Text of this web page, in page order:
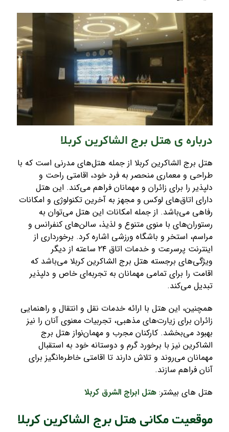
درباره ی هتل برج الشاکرین کربلا
هتل برج الشاکرین کربلا از جمله هتل‌های مدرنی است که با
طراحی و معماری منحصر به فرد خود، اقامتی راحت و
دلپذیر را برای زائران و مهمانان فراهم می‌کند. این هتل
دارای اتاق‌های لوکس و مجهز به آخرین تکنولوژی و امکانات
رفاهی می‌باشد. از جمله امکانات این هتل می‌توان به
رستوران‌های با منوی متنوع و لذیذ، سالن‌های کنفرانس و
مراسم، استخر و باشگاه ورزشی اشاره کرد. برخورداری از
اینترنت پرسرعت و خدمات اتاق۲۴ ساعته از دیگر
ویژگی‌های برجسته هتل برج الشاکرین کربلا می‌باشد که
اقامت را برای تمامی مهمانان به تجربه‌ای خاص و دلپذیر
تبدیل می‌کند.
همچنین، این هتل با ارائه خدمات نقل و انتقال و راهنمایی
زائران برای زیارت‌های مذهبی، تجربیات معنوی آنان را نیز
بهبود می‌بخشد. کارکنان مجرب و مهمان‌نواز هتل برج
الشاکرین نیز با برخورد گرم و دوستانه خود به استقبال
مهمانان می‌روند و تلاش دارند تا اقامتی خاطره‌انگیز برای
آنان فراهم سازند.
هتل های بیشتر:هتل ابراج الشرق کربلا
موقعیت مکانی هتل برج الشاکرین کربلا